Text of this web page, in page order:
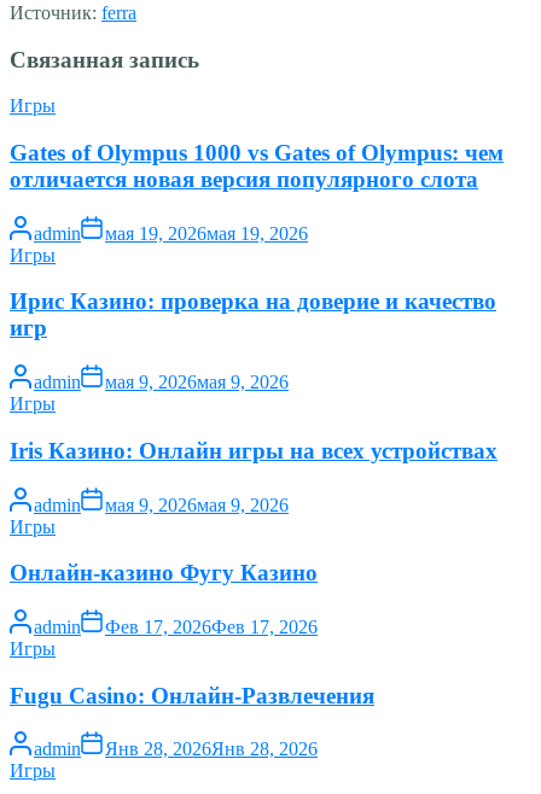
Источник: ferra
Связанная запись
Игры
Gates of Olympus 1000 vs Gates of Olympus: чем
отличается новая версия популярного слота
admin мая 19, 2026мая 19, 2026
Игры
Ирис Казино: проверка на доверие и качество
игр
admin мая 9, 2026мая 9, 2026
Игры
Iris Казино: Онлайн игры на всех устройствах
admin мая 9, 2026мая 9, 2026
Игры
Онлайн-казино Фугу Казино
admin Фев 17, 2026Фев 17, 2026
Игры
Fugu Сasino: Онлайн-Развлечения
admin Янв 28, 2026Янв 28, 2026
Игры